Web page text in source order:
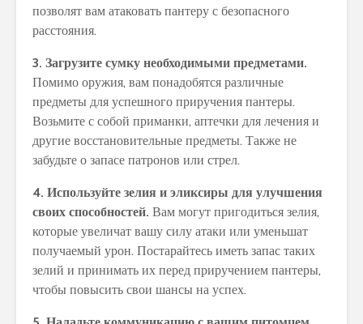
позволят вам атаковать пантеру с безопасного
расстояния.
3. Загрузите сумку необходимыми предметами.
Помимо оружия, вам понадобятся различные
предметы для успешного приручения пантеры.
Возьмите с собой приманки, аптечки для лечения и
другие восстановительные предметы. Также не
забудьте о запасе патронов или стрел.
4. Используйте зелия и эликсиры для улучшения
своих способностей. Вам могут пригодиться зелия,
которые увеличат вашу силу атаки или уменьшат
получаемый урон. Постарайтесь иметь запас таких
зелий и принимать их перед приручением пантеры,
чтобы повысить свои шансы на успех.